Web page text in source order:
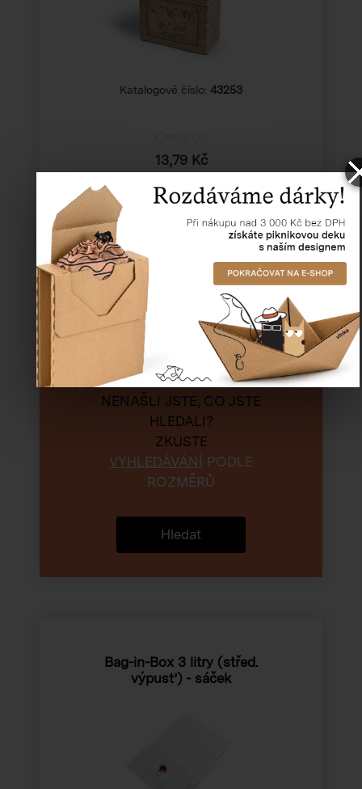
Katalogové číslo: 43253
13,79 Kč
NENAŠLI JSTE, CO JSTE
HLEDALI?
ZKUSTE
VYHLEDÁVÁNÍ PODLE
ROZMĚRŮ
Hledat
Bag-in-Box 3 litry (střed.
výpusť) - sáček